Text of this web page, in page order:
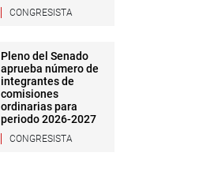
CONGRESISTA
Pleno del Senado
aprueba número de
integrantes de
comisiones
ordinarias para
periodo 2026-2027
CONGRESISTA